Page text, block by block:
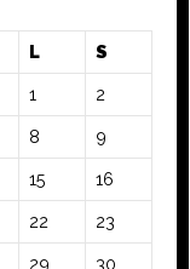
L S
1 2
8 9
15 16
22 23
29 30